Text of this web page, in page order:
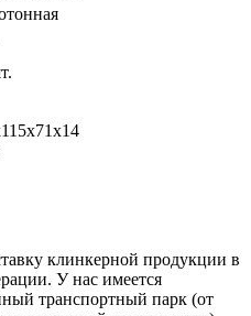
клинкерной продукции в
У нас имеется
транспортный парк (от